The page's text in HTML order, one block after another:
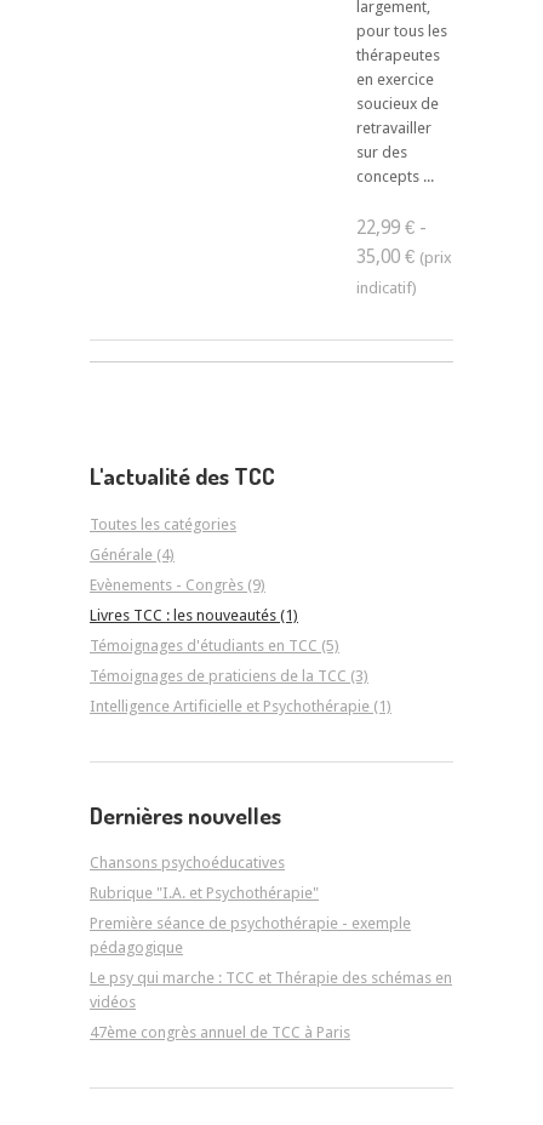
largement,
pour tous les
thérapeutes
en exercice
soucieux de
retravailler
sur des
concepts ...
22,99 € -
35,00 €
L'actualité des TCC
Toutes les catégories
Générale (4)
Evènements - Congrès (9)
Livres TCC : les nouveautés (1)
Témoignages d'étudiants en TCC (5)
Témoignages de praticiens de la TCC (3)
Intelligence Artificielle et Psychothérapie (1)
Dernières nouvelles
Chansons psychoéducatives
Rubrique "I.A. et Psychothérapie"
Première séance de psychothérapie - exemple
pédagogique
Le psy qui marche : TCC et Thérapie des schémas en
vidéos
47ème congrès annuel de TCC à Paris